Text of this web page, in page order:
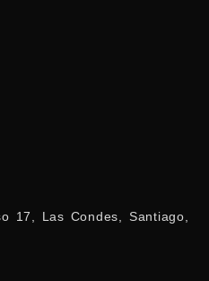
17, Las Condes, Santiago,